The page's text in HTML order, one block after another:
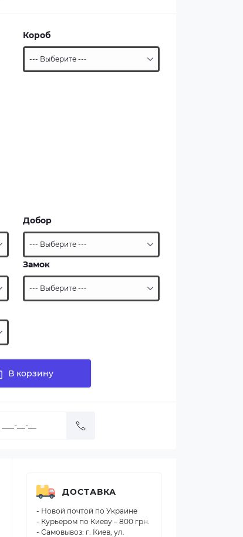
Короб
Добор
Замок
В корзину
ДОСТАВКА
- Новой почтой по Украине
- Курьером по Киеву – 800 грн.
- Самовывоз: г. Киев, ул.